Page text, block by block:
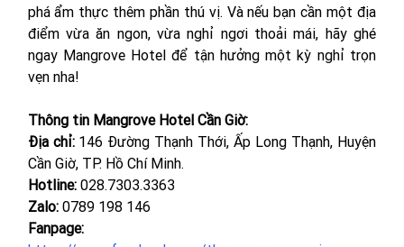
phá ẩm thực thêm phần thú vị. Và nếu bạn cần một địa
điểm vừa ăn ngon, vừa nghỉ ngơi thoải mái, hãy ghé
ngay Mangrove Hotel để tận hưởng một kỳ nghỉ trọn
vẹn nha!
Thông tin Mangrove Hotel Cần Giờ:
Địa chỉ: 146 Đường Thạnh Thới, Ấp Long Thạnh, Huyện
Cần Giờ, TP. Hồ Chí Minh.
Hotline: 028.7303.3363
Zalo: 0789 198 146
Fanpage: